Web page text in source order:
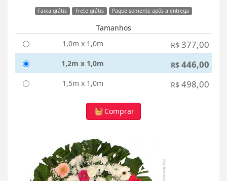
Faixa grátis Frete grátis Pague somente após a entrega
Tamanhos
1,0m x 1,0m
R$ 377,00
1,2m x 1,0m R$ 446,00
1,5m x 1,0m R$ 498,00
Comprar